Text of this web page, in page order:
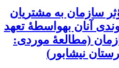
سازمان به مشتریان
آنان بهواسطۀ تعهد
(مطالعۀ موردی:
نیشابور)